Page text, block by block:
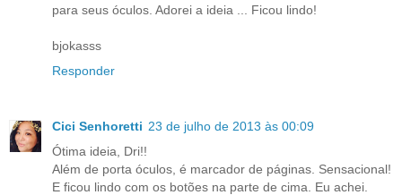
para seus óculos. Adorei a ideia ... Ficou lindo!
bjokasss
Responder
Cici Senhoretti 23 de julho de 2013 às 00:09
Ótima ideia, Dri!!
Além de porta óculos, é marcador de páginas. Sensacional!
E ficou lindo com os botões na parte de cima. Eu achei.